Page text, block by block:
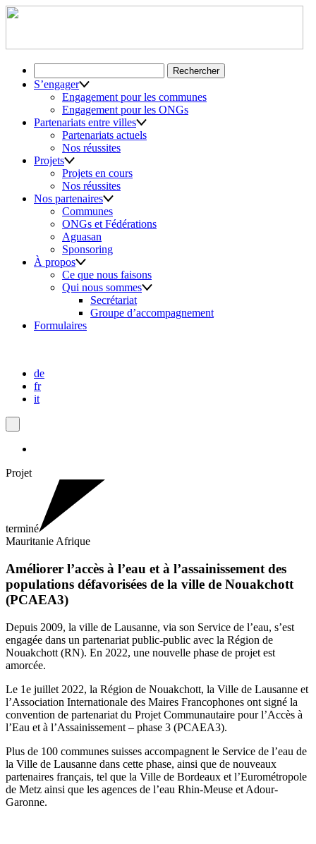
S’engager
Engagement pour les communes
Engagement pour les ONGs
Partenariats entre villes
Partenariats actuels
Nos réussites
Projets
Projets en cours
Nos réussites
Nos partenaires
Communes
ONGs et Fédérations
Aguasan
Sponsoring
À propos
Ce que nous faisons
Qui nous sommes
Secrétariat
Groupe d’accompagnement
Formulaires
de
fr
it
Projet
terminé
Mauritanie Afrique
Améliorer l’accès à l’eau et à l’assainissement des
populations défavorisées de la ville de Nouakchott
(PCAEA3)
Depuis 2009, la ville de Lausanne, via son Service de l’eau, s’est
engagée dans un partenariat public-public avec la Région de
Nouakchott (RN). En 2022, une nouvelle phase de projet est
amorcée.
Le 1e juillet 2022, la Région de Nouakchott, la Ville de Lausanne et
l’Association Internationale des Maires Francophones ont signé la
convention de partenariat du Projet Communautaire pour l’Accès à
l’Eau et à l’Assainissement – phase 3 (PCAEA3).
Plus de 100 communes suisses accompagnent le Service de l’eau de
la Ville de Lausanne dans cette phase, ainsi que de nouveaux
partenaires français, tel que la Ville de Bordeaux et l’Eurométropole
de Metz ainsi que les agences de l’eau Rhin-Meuse et Adour-
Garonne.